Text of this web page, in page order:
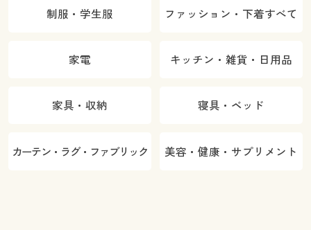
制服・学生服 ファッション・下着すべて
家電 キッチン・雑貨・日用品
家具・収納 寝具・ベッド
カーテン・ラグ・ファブリック 美容・健康・サプリメント